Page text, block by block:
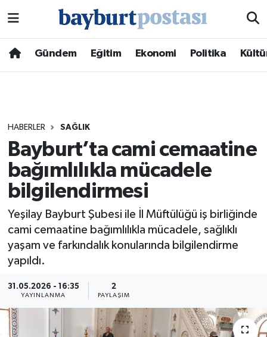
Gündem Eğitim Ekonomi Politika
HABERLER SAĞLIK
Bayburt’ta cami cemaatine
bağımlılıkla mücadele
bilgilendirmesi
Yeşilay Bayburt Şubesi ile İl Müftülüğü iş birliğinde
cami cemaatine bağımlılıkla mücadele, sağlıklı
yaşam ve farkındalık konularında bilgilendirme
yapıldı.
31.05.2026 - 16:35
YAYINLANMA
2
PAYLAŞIM
Hava Durumu
Süper Lig Puan Durumu ve Fikstür
Tüm Manşetler
Son Dakika Haberleri
Haber Arşivi